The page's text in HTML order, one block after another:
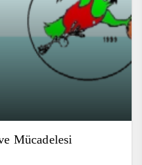
Mücadelesi